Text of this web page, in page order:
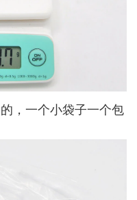
，一个小袋子一个包